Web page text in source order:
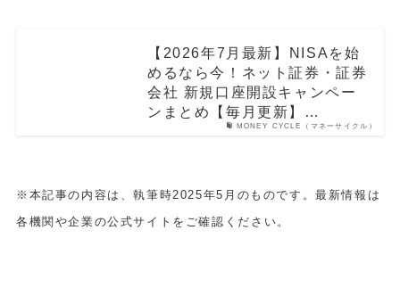
MONEY CYCLE（マネーサイクル）
【2026年7月最新】NISAを始
めるなら今！ネット証券・証券
会社 新規口座開設キャンペー
ンまとめ【毎月更新】…
※本記事の内容は、執筆時2025年5月のものです。最新情報は
各機関や企業の公式サイトをご確認ください。